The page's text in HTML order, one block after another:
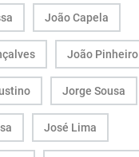
João Capela
João Pinheiro
Jorge Sousa
José Lima